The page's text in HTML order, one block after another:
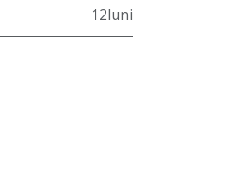
12luni